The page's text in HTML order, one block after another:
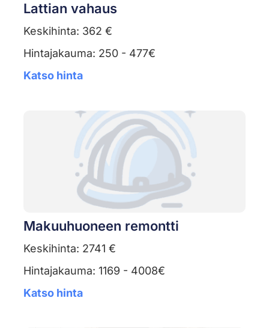
Lattian vahaus
Keskihinta: 362 €
Hintajakauma: 250 - 477€
Katso hinta
Makuuhuoneen remontti
Keskihinta: 2741 €
Hintajakauma: 1169 - 4008€
Katso hinta